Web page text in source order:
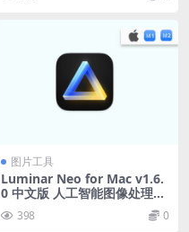
图片工具
Luminar Neo for Mac v1.6.
0 中文版 人工智能图像处理软
398 0